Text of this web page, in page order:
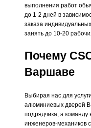
выполнения работ
до 1-2 дней в
заказа
занять до 10-20
Почему
Варшаве
Выбирая нас для
алюминиевых дверей
подрядчика, а
инженеров-механиков